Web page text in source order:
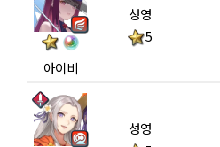
아이비
성영
5
성영